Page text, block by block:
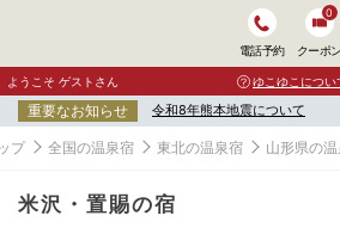
電話予約 クーポン
0
ようこそ ゲストさん ゆこゆこについ
重要なお知らせ 令和8年熊本地震について
プ 全国の温泉宿 東北の温泉宿 山形県の
米沢・置賜の宿